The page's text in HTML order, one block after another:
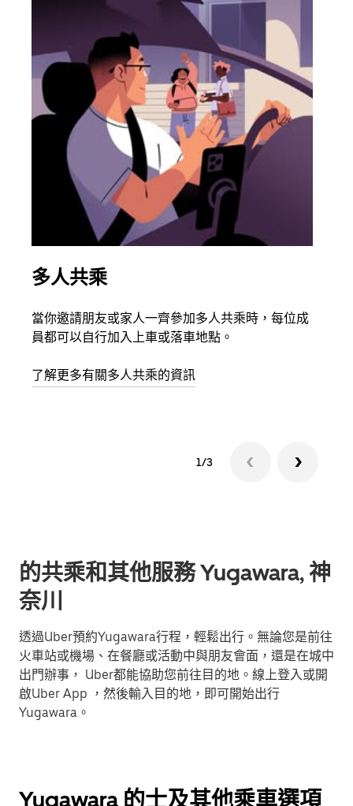
多人共乘
當你邀請朋友或家人一齊參加多人共乘時，每位成
員都可以自行加入上車或落車地點。
了解更多有關多人共乘的資訊
1/3
的共乘和其他服務 Yugawara, 神
奈川
透過Uber預約Yugawara行程，輕鬆出行。無論您是前往
火車站或機場、在餐廳或活動中與朋友會面，還是在城中
出門辦事， Uber都能協助您前往目的地。線上登入或開
啟Uber App ，然後輸入目的地，即可開始出行
Yugawara。
Yugawara 的士及其他乘車選項